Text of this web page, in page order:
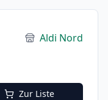
Aldi Nord
Zur Liste